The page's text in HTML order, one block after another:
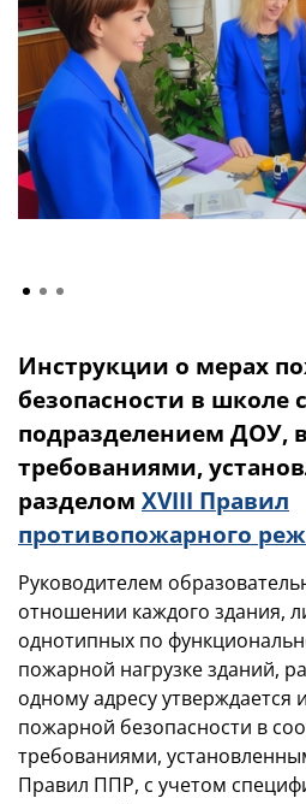
Инструкции о мерах
безопасности в школе
подразделением ДОУ,
требованиями,
разделом XVIII Правил
противопожарного
Руководителем
отношении каждого здания,
однотипных по
пожарной нагрузке зданий,
одному адресу утверждается
пожарной безопасности в
требованиями,
Правил ППР, с учетом